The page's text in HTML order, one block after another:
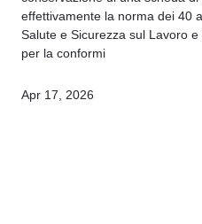
effettivamente la norma dei 40
Salute e Sicurezza sul Lavoro
per la conformi
Apr 17, 2026